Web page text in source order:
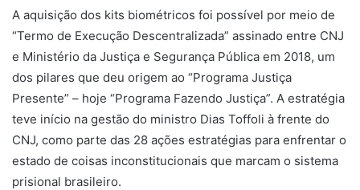
A aquisição dos kits biométricos foi possível por meio de
“Termo de Execução Descentralizada” assinado entre CNJ
e Ministério da Justiça e Segurança Pública em 2018, um
dos pilares que deu origem ao “Programa Justiça
Presente” – hoje “Programa Fazendo Justiça”. A estratégia
teve início na gestão do ministro Dias Toffoli à frente do
CNJ, como parte das 28 ações estratégias para enfrentar o
estado de coisas inconstitucionais que marcam o sistema
prisional brasileiro.